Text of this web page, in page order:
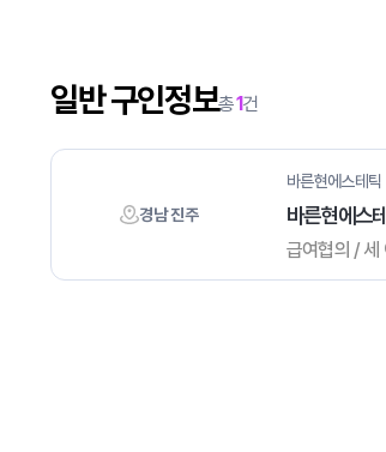
일반 구인정보총1건
경남 진주
바른현에스테틱
바른현에스
급여협의 / 세